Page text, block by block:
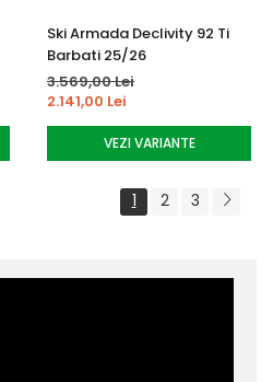
Ski Armada Declivity 92 Ti
Barbati 25/26
3.569,00 Lei
2.141,00 Lei
VEZI VARIANTE
1 2 3